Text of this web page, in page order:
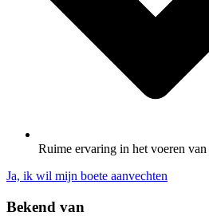
Ruime ervaring in het voeren van
Ja, ik wil mijn boete aanvechten
Bekend van